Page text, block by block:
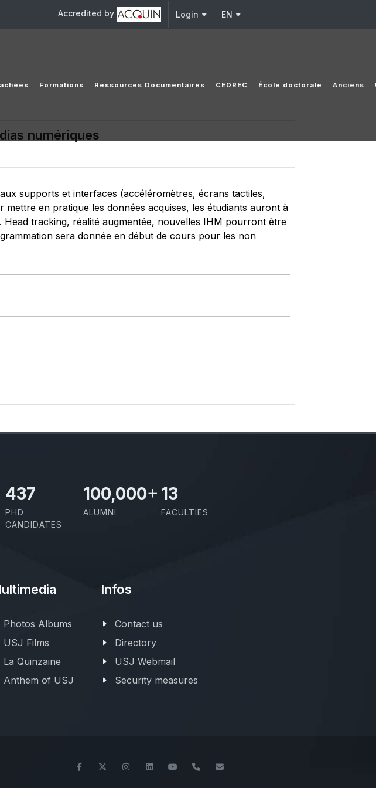
Accredited by Login EN
Formations Ressources Documentaires CEDREC École doctorale Anciens
numériques
supports et interfaces (accéléromètres, écrans tactiles,
en pratique les données acquises, les étudiants auront à
tracking, réalité augmentée, nouvelles IHM pourront être
sera donnée en début de cours pour les non
437
PHD
CANDIDATES
100,000+
ALUMNI
13
FACULTIES
Photos Albums
USJ Films
La Quinzaine
Anthem of USJ
Infos
Contact us
Directory
USJ Webmail
Security measures
FacebookTwitter InstagramLinkedInYouTube+961-1-421000